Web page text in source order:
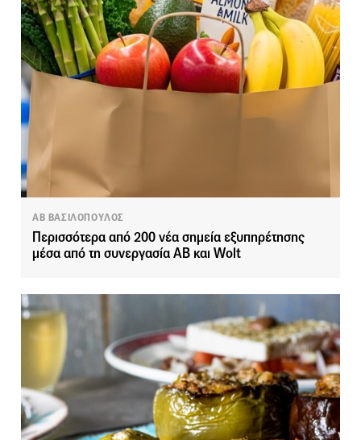
ΑΒ ΒΑΣΙΛΟΠΟΥΛΟΣ
Περισσότερα από 200 νέα σημεία εξυπηρέτησης
μέσα από τη συνεργασία ΑΒ και Wolt